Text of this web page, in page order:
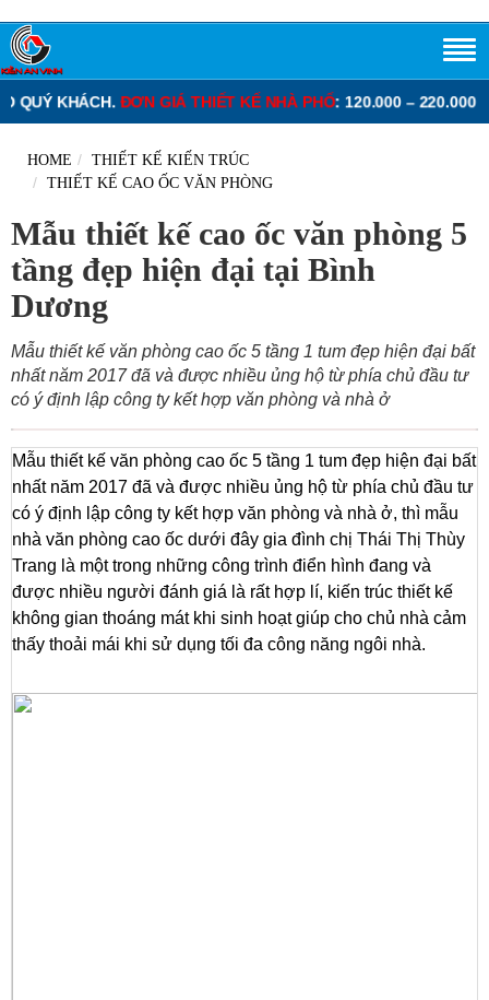
ĐƠN GIÁ THIẾT KẾ NHÀ PHỐ: 120.000 – 220.000 VNĐ/M2.ĐƠN
HOME
THIẾT KẾ KIẾN TRÚC
THIẾT KẾ CAO ỐC VĂN PHÒNG
Mẫu thiết kế cao ốc văn phòng 5
tầng đẹp hiện đại tại Bình
Dương
Mẫu thiết kế văn phòng cao ốc 5 tầng 1 tum đẹp hiện đại bất
nhất năm 2017 đã và được nhiều ủng hộ từ phía chủ đầu tư
có ý định lập công ty kết hợp văn phòng và nhà ở
Mẫu thiết kế văn phòng cao ốc 5 tầng 1 tum đẹp hiện đại bất
nhất năm 2017 đã và được nhiều ủng hộ từ phía chủ đầu tư
có ý định lập công ty kết hợp văn phòng và nhà ở, thì mẫu
nhà văn phòng cao ốc dưới đây gia đình chị Thái Thị Thùy
Trang là một trong những công trình điển hình đang và
được nhiều người đánh giá là rất hợp lí, kiến trúc thiết kế
không gian thoáng mát khi sinh hoạt giúp cho chủ nhà cảm
thấy thoải mái khi sử dụng tối đa công năng ngôi nhà.